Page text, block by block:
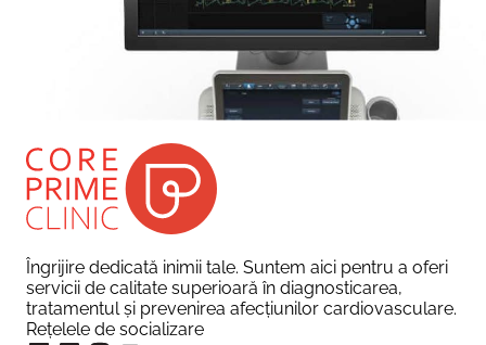
Îngrijire dedicată inimii tale. Suntem aici pentru a oferi
servicii de calitate superioară în diagnosticarea,
tratamentul și prevenirea afecțiunilor cardiovasculare.
Rețelele de socializare